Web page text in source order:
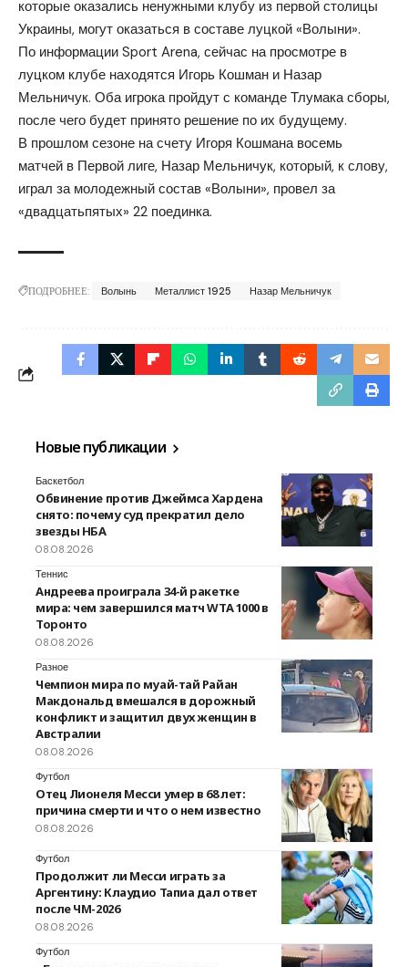
которые оказались ненужными клубу из первой столицы
Украины, могут оказаться в составе луцкой «Волыни».
По информации Sport Arena, сейчас на просмотре в
луцком клубе находятся Игорь Кошман и Назар
Мельничук. Оба игрока пройдут с команде Тлумака сборы,
после чего будет принято решение по их будущему.
В прошлом сезоне на счету Игоря Кошмана восемь
матчей в Первой лиге, Назар Мельничук, который, к слову,
играл за молодежный состав «Волыни», провел за
«двадцатьпятых» 22 поединка.
ПОДРОБНЕЕ: Волынь Металлист 1925 Назар Мельничук
Новые публикации
Баскетбол
Обвинение против Джеймса Хардена
снято: почему суд прекратил дело
звезды НБА
08.08.2026
Теннис
Андреева проиграла 34-й ракетке
мира: чем завершился матч WTA 1000 в
Торонто
08.08.2026
Разное
Чемпион мира по муай-тай Райан
Макдональд вмешался в дорожный
конфликт и защитил двух женщин в
Австралии
08.08.2026
Футбол
Отец Лионеля Месси умер в 68 лет:
причина смерти и что о нем известно
08.08.2026
Футбол
Продолжит ли Месси играть за
Аргентину: Клаудио Тапиа дал ответ
после ЧМ-2026
08.08.2026
Футбол